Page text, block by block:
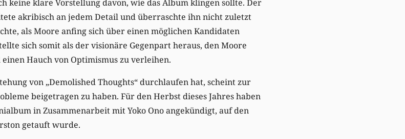
keine klare Vorstellung davon, wie das Album klingen sollte. Der
akribisch an jedem Detail und überraschte ihn nicht zuletzt
als Moore anfing sich über einen möglichen Kandidaten
sich somit als der visionäre Gegenpart heraus, den Moore
Hauch von Optimismus zu verleihen.
von „Demolished Thoughts“ durchlaufen hat, scheint zur
beigetragen zu haben. Für den Herbst dieses Jahres haben
in Zusammenarbeit mit Yoko Ono angekündigt, auf den
getauft wurde.